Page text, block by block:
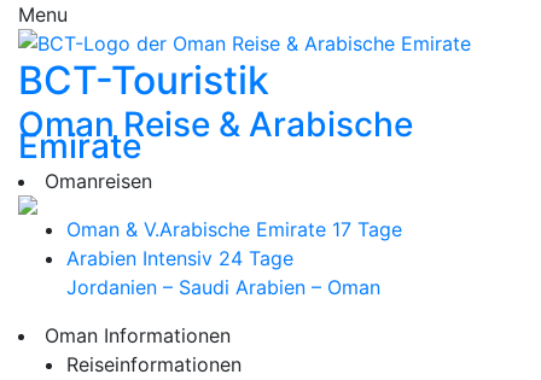
Menu
BCT-Touristik
Oman Reise & Arabische
Emirate
Omanreisen
Oman & V.Arabische Emirate 17 Tage
Arabien Intensiv 24 Tage
Jordanien – Saudi Arabien – Oman
Oman Informationen
Reiseinformationen